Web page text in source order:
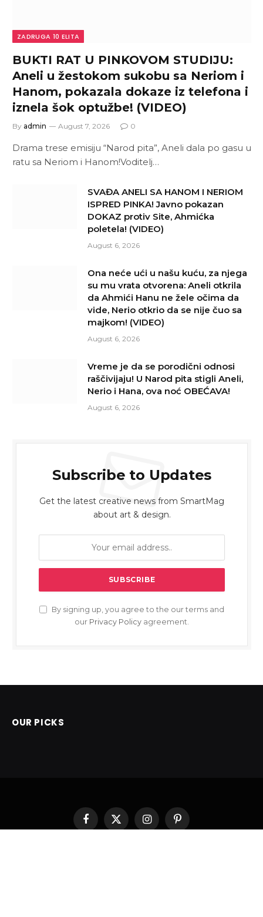
ZADRUGA 10 ELITA
BUKTI RAT U PINKOVOM STUDIJU:
Aneli u žestokom sukobu sa Neriom i
Hanom, pokazala dokaze iz telefona i
iznela šok optužbe! (VIDEO)
By admin August 7, 2026 0
Drama trese emisiju “Narod pita”, Aneli dala po gasu u
ratu sa Neriom i Hanom!Voditelj…
SVAĐA ANELI SA HANOM I NERIOM
ISPRED PINKA! Javno pokazan
DOKAZ protiv Site, Ahmićka
poletela! (VIDEO)
August 6, 2026
Ona neće ući u našu kuću, za njega
su mu vrata otvorena: Aneli otkrila
da Ahmići Hanu ne žele očima da
vide, Nerio otkrio da se nije čuo sa
majkom! (VIDEO)
August 6, 2026
Vreme je da se porodični odnosi
raščivijaju! U Narod pita stigli Aneli,
Nerio i Hana, ova noć OBEĆAVA!
August 6, 2026
Subscribe to Updates
Get the latest creative news from SmartMag
about art & design.
By signing up, you agree to the our terms and
our Privacy Policy agreement.
OUR PICKS
Facebook
X
InstagramPinterest